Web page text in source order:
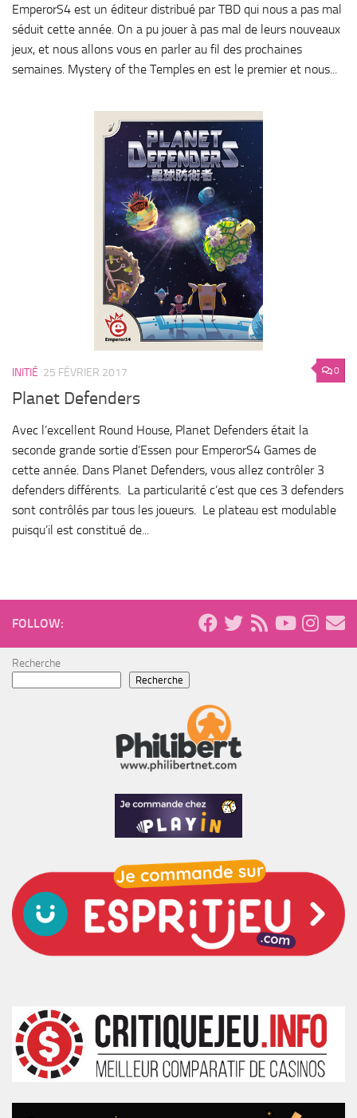
EmperorS4 est un éditeur distribué par TBD qui nous a pas mal
séduit cette année. On a pu jouer à pas mal de leurs nouveaux
jeux, et nous allons vous en parler au fil des prochaines
semaines. Mystery of the Temples en est le premier et nous...
0
INITIÉ 25 FÉVRIER 2017
Planet Defenders
Avec l’excellent Round House, Planet Defenders était la
seconde grande sortie d’Essen pour EmperorS4 Games de
cette année. Dans Planet Defenders, vous allez contrôler 3
defenders différents. La particularité c’est que ces 3 defenders
sont contrôlés par tous les joueurs. Le plateau est modulable
puisqu’il est constitué de...
FOLLOW:
Recherche
Recherche